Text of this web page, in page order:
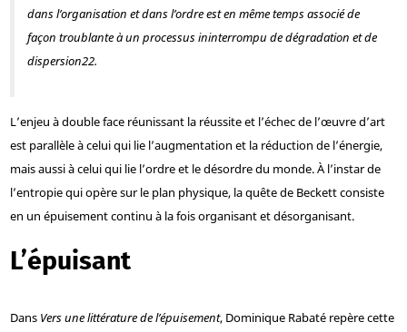
dans l’organisation et dans l’ordre est en même temps associé de
façon troublante à un processus ininterrompu de dégradation et de
dispersion22.
L’enjeu à double face réunissant la réussite et l’échec de l’œuvre d’art
est parallèle à celui qui lie l’augmentation et la réduction de l’énergie,
mais aussi à celui qui lie l’ordre et le désordre du monde. À l’instar de
l’entropie qui opère sur le plan physique, la quête de Beckett consiste
en un épuisement continu à la fois organisant et désorganisant.
L’épuisant
Dans Vers une littérature de l’épuisement, Dominique Rabaté repère cette